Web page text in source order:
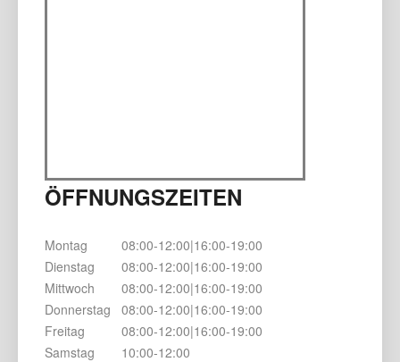
ÖFFNUNGSZEITEN
Montag
08:00-12:00|16:00-19:00
Dienstag
08:00-12:00|16:00-19:00
Mittwoch
08:00-12:00|16:00-19:00
Donnerstag
08:00-12:00|16:00-19:00
Freitag
08:00-12:00|16:00-19:00
Samstag
10:00-12:00